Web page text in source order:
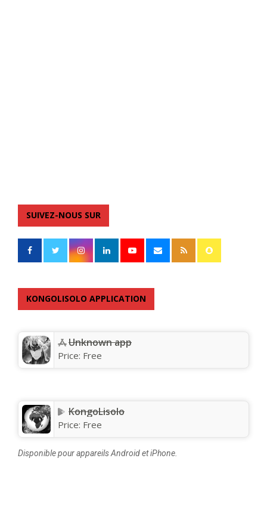
SUIVEZ-NOUS SUR
KONGOLISOLO APPLICATION
Unknown app
Price: Free
KongoLisolo
Price: Free
Disponible pour appareils Android et iPhone.